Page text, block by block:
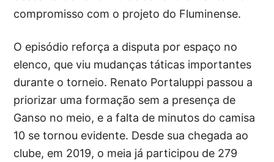
compromisso com o projeto do Fluminense.
O episódio reforça a disputa por espaço no
elenco, que viu mudanças táticas importantes
durante o torneio. Renato Portaluppi passou a
priorizar uma formação sem a presença de
Ganso no meio, e a falta de minutos do camisa
10 se tornou evidente. Desde sua chegada ao
clube, em 2019, o meia já participou de 279